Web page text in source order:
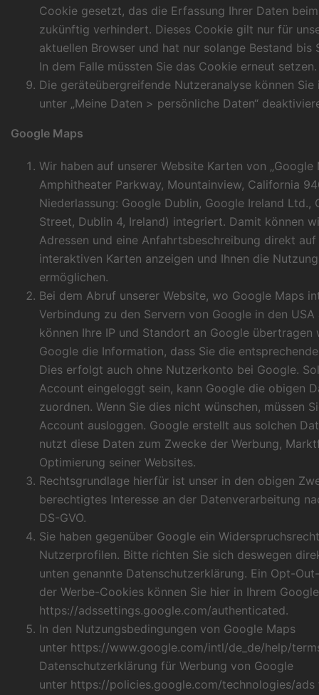
Cookie gesetzt, das die Erfassung Ihrer Daten
zukünftig verhindert. Dieses Cookie gilt nur für
aktuellen Browser und hat nur solange Bestand bis
In dem Falle müssten Sie das Cookie erneut setzen.
Die geräteübergreifende Nutzeranalyse können
unter „Meine Daten > persönliche Daten“
Google Maps
Wir haben auf unserer Website Karten von „Google
Amphitheater Parkway, Mountainview, California
Niederlassung: Google Dublin, Google Ireland Ltd.,
Street, Dublin 4, Ireland) integriert. Damit können
Adressen und eine Anfahrtsbeschreibung direkt
interaktiven Karten anzeigen und Ihnen die
ermöglichen.
Bei dem Abruf unserer Website, wo Google Maps
Verbindung zu den Servern von Google in den
können Ihre IP und Standort an Google übertragen
Google die Information, dass Sie die
Dies erfolgt auch ohne Nutzerkonto bei Google.
Account eingeloggt sein, kann Google die obigen
zuordnen. Wenn Sie dies nicht wünschen, müssen
Account ausloggen. Google erstellt aus solchen
nutzt diese Daten zum Zwecke der Werbung,
Optimierung seiner Websites.
Rechtsgrundlage hierfür ist unser in den obigen
berechtigtes Interesse an der Datenverarbeitung
DS-GVO.
Sie haben gegenüber Google ein
Nutzerprofilen. Bitte richten Sie sich deswegen
unten genannte Datenschutzerklärung. Ein Opt-
der Werbe-Cookies können Sie hier in Ihrem
https://adssettings.google.com/authenticated.
In den Nutzungsbedingungen von Google Maps
unter https://www.google.com/intl/de_de/help/
Datenschutzerklärung für Werbung von Google
unter https://policies.google.com/technologies/ads